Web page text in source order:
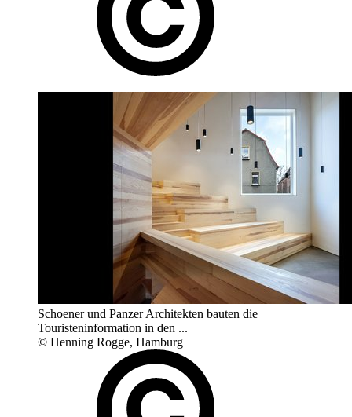
Schoener und Panzer Architekten bauten die
Touristeninformation in den ...
© Henning Rogge, Hamburg